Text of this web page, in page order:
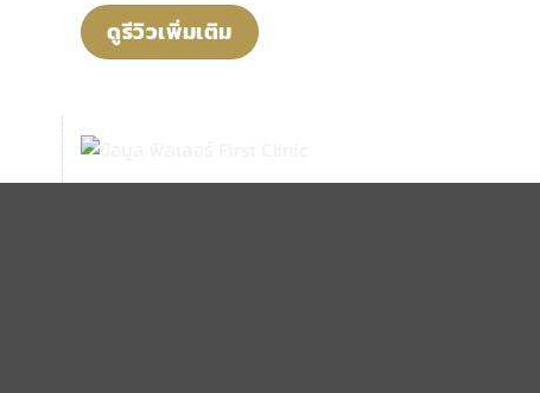
ดูรีวิวเพิ่มเติม